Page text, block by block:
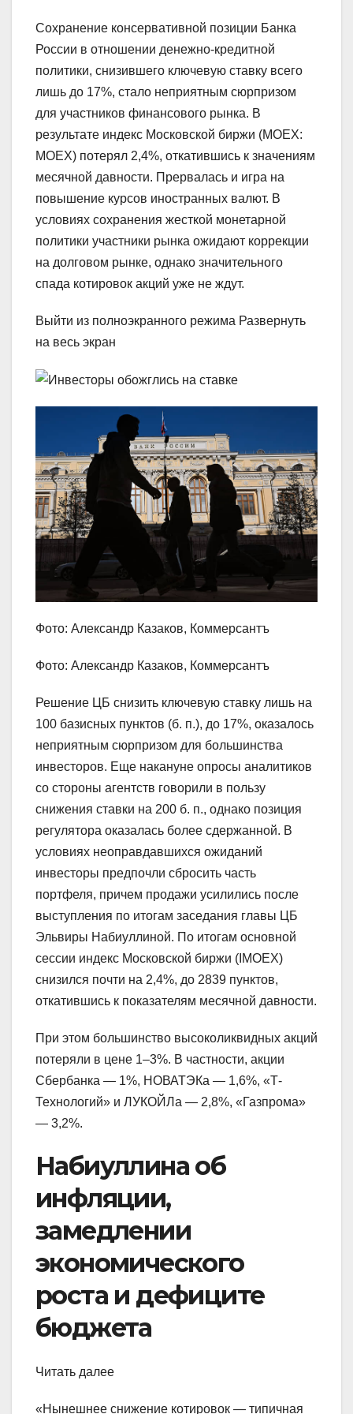
Сохранение консервативной позиции Банка
России в отношении денежно-кредитной
политики, снизившего ключевую ставку всего
лишь до 17%, стало неприятным сюрпризом
для участников финансового рынка. В
результате индекс Московской биржи (MOEX:
MOEX) потерял 2,4%, откатившись к значениям
месячной давности. Прервалась и игра на
повышение курсов иностранных валют. В
условиях сохранения жесткой монетарной
политики участники рынка ожидают коррекции
на долговом рынке, однако значительного
спада котировок акций уже не ждут.
Выйти из полноэкранного режима Развернуть
на весь экран
Фото: Александр Казаков, Коммерсантъ
Фото: Александр Казаков, Коммерсантъ
Решение ЦБ снизить ключевую ставку лишь на
100 базисных пунктов (б. п.), до 17%, оказалось
неприятным сюрпризом для большинства
инвесторов. Еще накануне опросы аналитиков
со стороны агентств говорили в пользу
снижения ставки на 200 б. п., однако позиция
регулятора оказалась более сдержанной. В
условиях неоправдавшихся ожиданий
инвесторы предпочли сбросить часть
портфеля, причем продажи усилились после
выступления по итогам заседания главы ЦБ
Эльвиры Набиуллиной. По итогам основной
сессии индекс Московской биржи (IMOEX)
снизился почти на 2,4%, до 2839 пунктов,
откатившись к показателям месячной давности.
При этом большинство высоколиквидных акций
потеряли в цене 1–3%. В частности, акции
Сбербанка — 1%, НОВАТЭКа — 1,6%, «Т-
Технологий» и ЛУКОЙЛа — 2,8%, «Газпрома»
— 3,2%.
Набиуллина об
инфляции,
замедлении
экономического
роста и дефиците
бюджета
Читать далее
«Нынешнее снижение котировок — типичная